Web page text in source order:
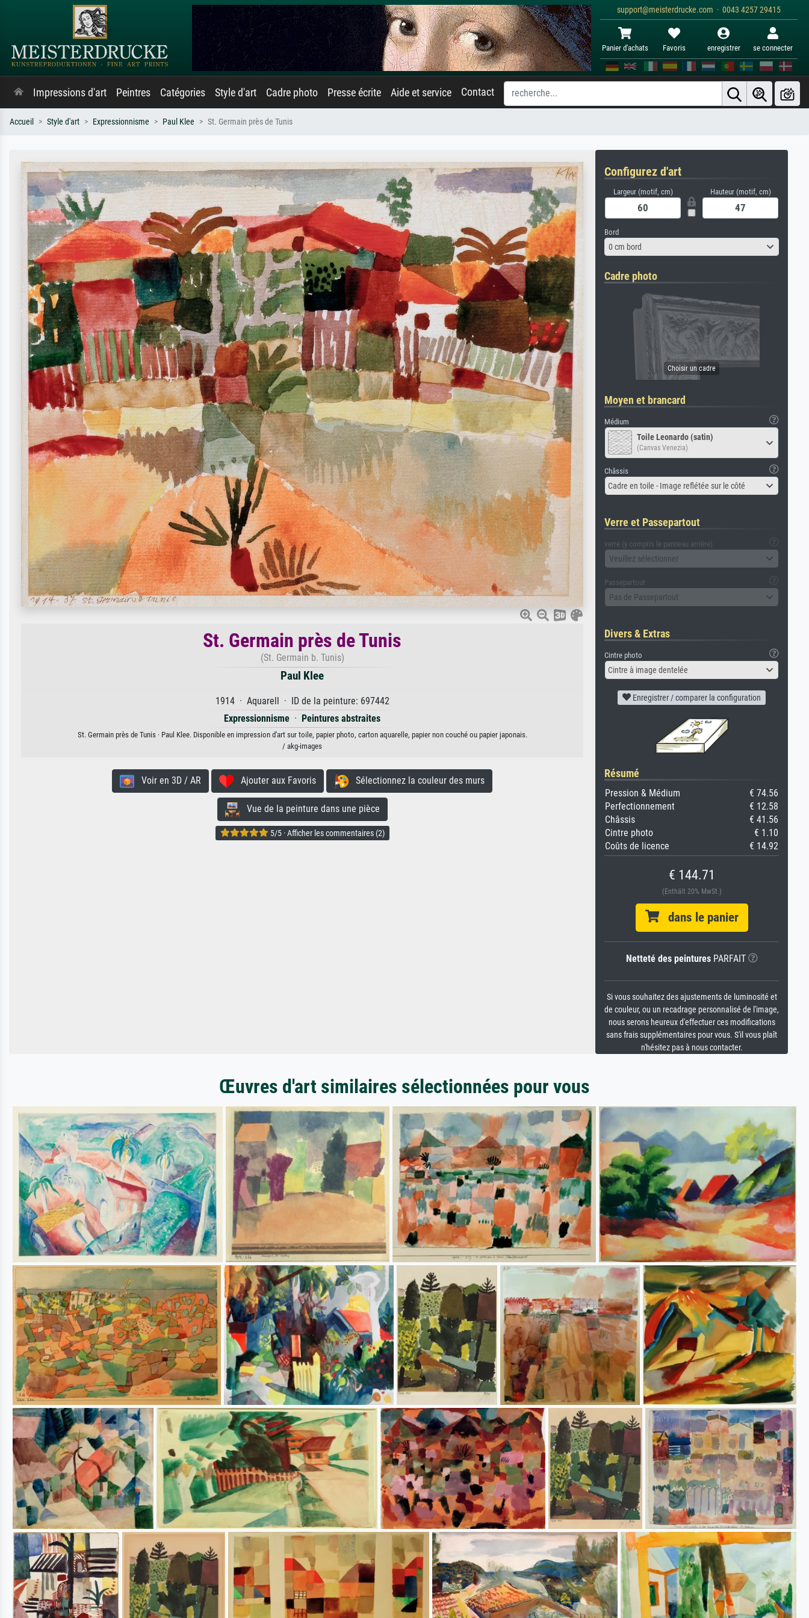
support@meisterdrucke.com · 0043 4257 29415
Panier d'achats Favoris enregistrer se connecter
Impressions d'art Peintres Catégories Style d'art Cadre photo Presse écrite Aide et service Contact
Accueil Style d'art Expressionnisme Paul Klee St. Germain près de Tunis
St. Germain près de Tunis
(St. Germain b. Tunis)
Paul Klee
1914 · Aquarell · ID de la peinture: 697442
Expressionnisme · Peintures abstraites
St. Germain près de Tunis · Paul Klee. Disponible en impression d'art sur toile, papier photo, carton aquarelle, papier non couché ou papier japonais.
/ akg-images
Voir en 3D / AR Ajouter aux Favoris Sélectionnez la couleur des murs
Vue de la peinture dans une pièce
5/5 · Afficher les commentaires (2)
Configurez d'art
Largeur (motif, cm) Hauteur (motif, cm)
Bord
0 cm bord
Cadre photo
Moyen et brancard
Médium
Toile Leonardo (satin)
(Canvas Venezia)
Châssis
Cadre en toile - Image reflétée sur le côté
Verre et Passepartout
verre (y compris le panneau arrière)
Veuillez sélectionner
Passepartout
Pas de Passepartout
Divers & Extras
Cintre photo
Cintre à image dentelée
Enregistrer / comparer la configuration
Résumé
Pression & Médium
€ 74.56
Perfectionnement
€ 12.58
Châssis
€ 41.56
Cintre photo
€ 1.10
Coûts de licence
€ 14.92
€ 144.71
(Enthält 20% MwSt.)
dans le panier
Netteté des peinturesPARFAIT
Si vous souhaitez des ajustements de luminosité et
de couleur, ou un recadrage personnalisé de l'image,
nous serons heureux d'effectuer ces modifications
sans frais supplémentaires pour vous. S'il vous plaît
n'hésitez pas à nous contacter.
Œuvres d'art similaires sélectionnées pour vous